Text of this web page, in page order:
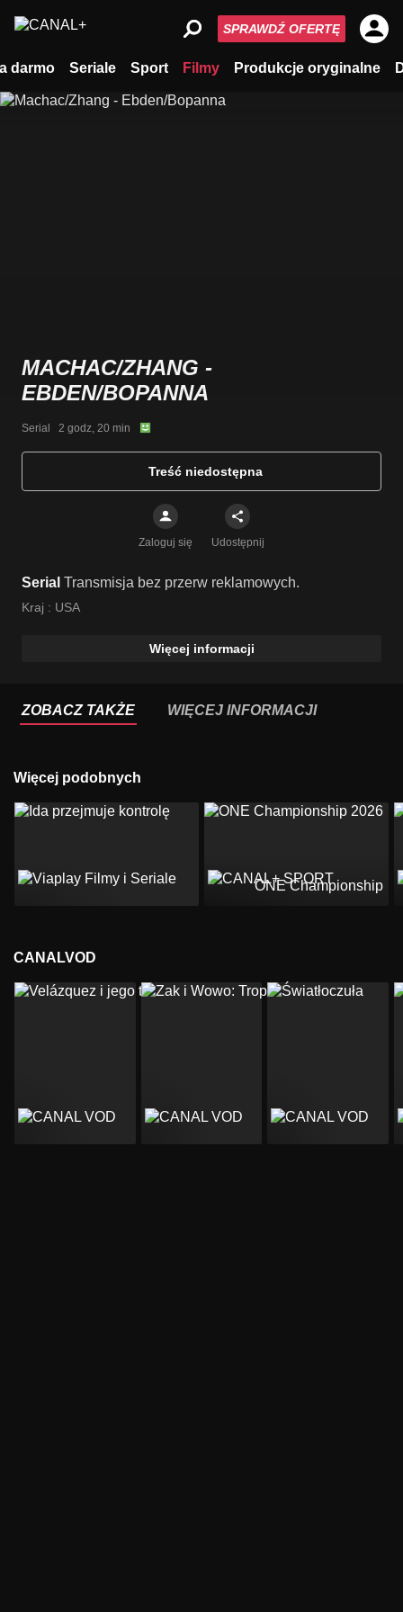
darmo Seriale Sport Filmy Produkcje oryginalne
SPRAWDŹ OFERTĘ
MACHAC/ZHANG -
EBDEN/BOPANNA
Serial   2 godz, 20 min
Treść niedostępna
Zaloguj się Udostępnij
Serial Transmisja bez przerw reklamowych.
Kraj : USA
Więcej informacji
ZOBACZ TAKŻE WIĘCEJ INFORMACJI
Więcej podobnych
ONE Championship
CANALVOD